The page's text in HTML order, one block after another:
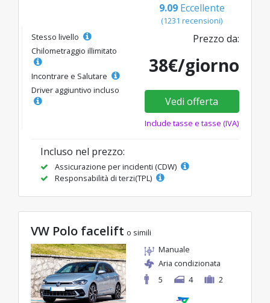
9.09 Eccellente
(1231 recensioni)
Stesso livello
Chilometraggio illimitato
Incontrare e Salutare
Driver aggiuntivo incluso
Prezzo da:
38€/giorno
Vedi offerta
Include tasse e tasse (IVA)
Incluso nel prezzo:
Assicurazione per incidenti (CDW)
Responsabilità di terzi(TPL)
VW Polo facelift o simili
Manuale
Aria condizionata
5
4 2